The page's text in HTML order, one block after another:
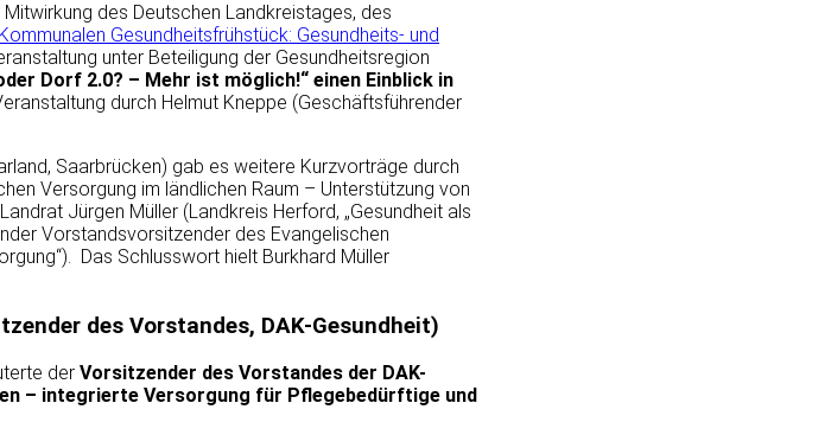
des Deutschen Landkreistages, des
Gesundheitsfrühstück: Gesundheits- und
unter Beteiligung der Gesundheitsregion
Dorf 2.0? – Mehr ist möglich!“ einen Einblick in
durch Helmut Kneppe (Geschäftsführender
Saarbrücken) gab es weitere Kurzvorträge durch
Versorgung im ländlichen Raum – Unterstützung von
Jürgen Müller (Landkreis Herford, „Gesundheit als
Vorstandsvorsitzender des Evangelischen
Das Schlusswort hielt Burkhard Müller
des Vorstandes, DAK-Gesundheit)
der Vorsitzender des Vorstandes der DAK-
– integrierte Versorgung für Pflegebedürftige und